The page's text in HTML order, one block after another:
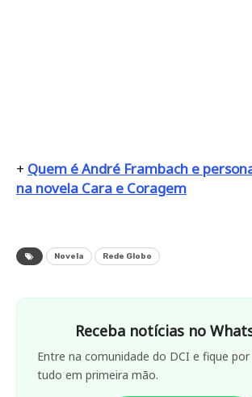
+ Quem é André Frambach e
na novela Cara e Coragem
Novela Rede Globo
Receba notícias no
Entre na comunidade do DCI e fique
tudo em primeira mão.